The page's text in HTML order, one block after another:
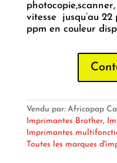
vitesse jusqu’au
ppm en couleur
Vendu par: Africapap
Imprimantes Brother,
Imprimantes
Toutes les marques